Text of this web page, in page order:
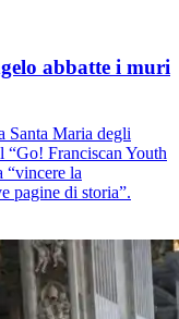
abbatte i muri
Santa Maria degli
Franciscan Youth
“vincere la
pagine di storia”.